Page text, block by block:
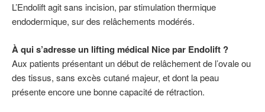
L’Endolift agit sans incision, par stimulation thermique
endodermique, sur des relâchements modérés.
À qui s’adresse un lifting médical Nice par Endolift ?
Aux patients présentant un début de relâchement de l’ovale ou
des tissus, sans excès cutané majeur, et dont la peau
présente encore une bonne capacité de rétraction.